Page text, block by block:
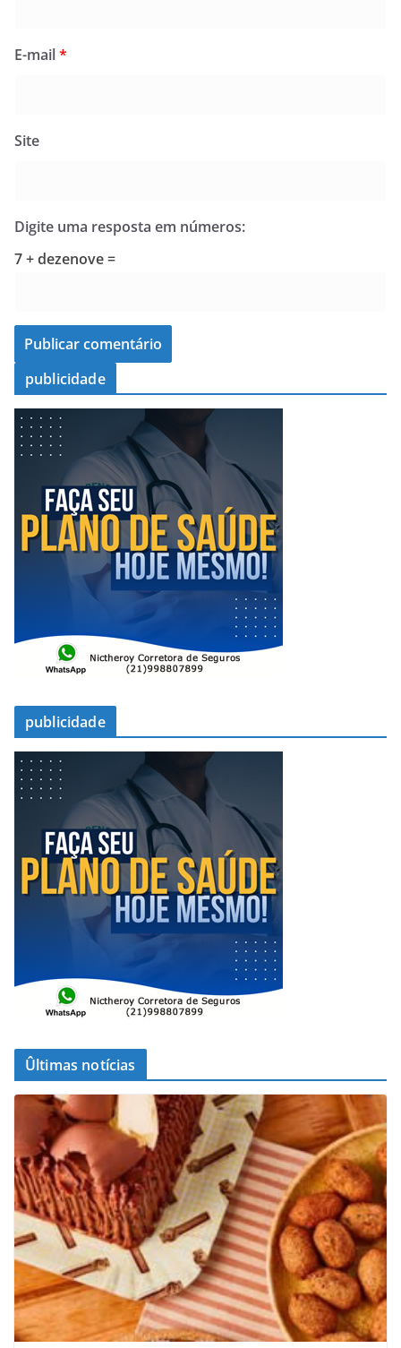
E-mail*
Site
Digite uma resposta em números:
7 + dezenove =
publicidade
publicidade
Ûltimas notícias